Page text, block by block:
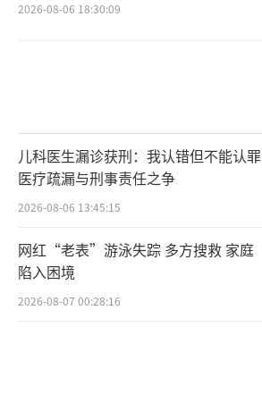
2026-08-06 18:30:09
儿科医生漏诊获刑：我认错但不能认罪
医疗疏漏与刑事责任之争
2026-08-06 13:45:15
网红“老表”游泳失踪 多方搜救 家庭
陷入困境
2026-08-07 00:28:16